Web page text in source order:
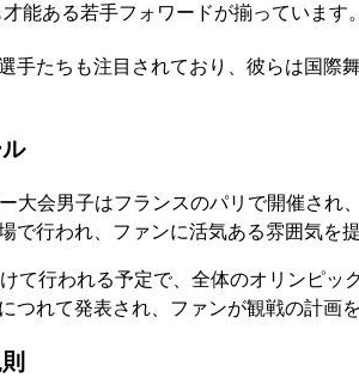
能ある若手フォワードが揃っています。
手たちも注目されており、彼らは国際
大会男子はフランスのパリで開催さ
で行われ、ファンに活気ある雰囲気を提
て行われる予定で、全体のオリンピ
つれて発表され、ファンが観戦の計画